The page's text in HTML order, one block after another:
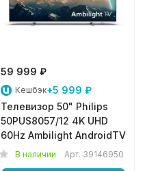
59 999 ₽
Кешбэк+5 999 ₽
Телевизор 50" Philips
50PUS8057/12 4K UHD
60Hz Ambilight AndroidTV
В наличии Арт. 39146950